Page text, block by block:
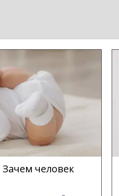
человек